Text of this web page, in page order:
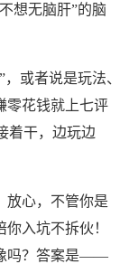
想无脑肝”的脑
或者说是玩法、
零花钱就上七评
着干，边玩边
放心，不管你是
入坑不拆伙！
吗？答案是——